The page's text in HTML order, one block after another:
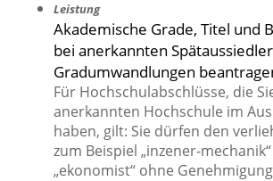
Leistung
Akademische Grade, Titel und
bei anerkannten
Gradumwandlungen
Für Hochschulabschlüsse, die
anerkannten Hochschule im
haben, gilt: Sie dürfen den
zum Beispiel „inzener-
„ekonomist“ ohne